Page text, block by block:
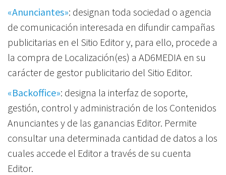
«Anunciantes»: designan toda sociedad o agencia
de comunicación interesada en difundir campañas
publicitarias en el Sitio Editor y, para ello, procede a
la compra de Localización(es) a AD6MEDIA en su
carácter de gestor publicitario del Sitio Editor.
«Backoffice»: designa la interfaz de soporte,
gestión, control y administración de los Contenidos
Anunciantes y de las ganancias Editor. Permite
consultar una determinada cantidad de datos a los
cuales accede el Editor a través de su cuenta
Editor.